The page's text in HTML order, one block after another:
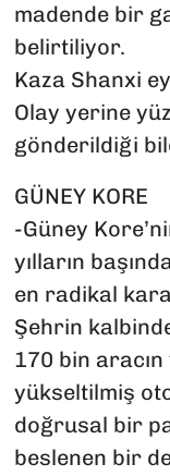
madende bir
belirtiliyor.
Kaza Shanxi
Olay yerine
gönderildiği
GÜNEY KORE
-Güney
yılların
en radikal
Şehrin
170 bin
yükseltilmiş
doğrusal bir
beslenen bir